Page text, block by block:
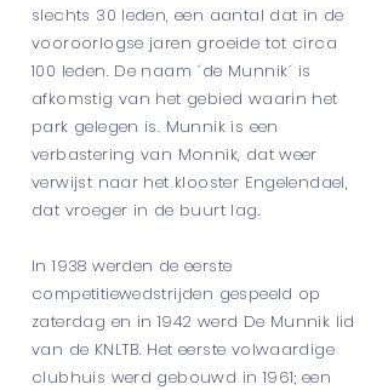
slechts 30 leden, een aantal dat in de
vooroorlogse jaren groeide tot circa
100 leden. De naam ´de Munnik´ is
afkomstig van het gebied waarin het
park gelegen is. Munnik is een
verbastering van Monnik, dat weer
verwijst naar het klooster Engelendael,
dat vroeger in de buurt lag.
In 1938 werden de eerste
competitiewedstrijden gespeeld op
zaterdag en in 1942 werd De Munnik lid
van de KNLTB. Het eerste volwaardige
clubhuis werd gebouwd in 1961; een